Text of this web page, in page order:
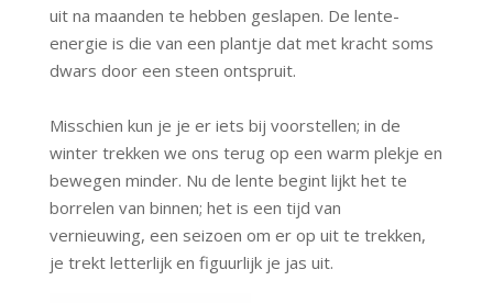
uit na maanden te hebben geslapen. De lente-
energie is die van een plantje dat met kracht soms
dwars door een steen ontspruit.
Misschien kun je je er iets bij voorstellen; in de
winter trekken we ons terug op een warm plekje en
bewegen minder. Nu de lente begint lijkt het te
borrelen van binnen; het is een tijd van
vernieuwing, een seizoen om er op uit te trekken,
je trekt letterlijk en figuurlijk je jas uit.